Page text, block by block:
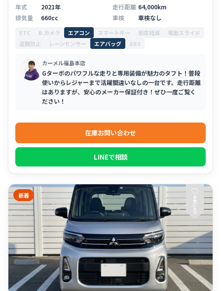
年式
2021年 走行距離 64,000km
排気量
660cc 車検 車検なし
ETC B.カメラ エアコン スマートキー 衝突軽減
電動スライド
盗難防止
レーンセンサー エアバッグ ABS
カーメル福島本店
Gターボのパワフルな走りと専用装備が魅力のタフト！普段
使いからレジャーまで活躍間違いなしの一台です。走行距離
はありますが、安心のメーカー保証付き！ぜひ一度ご覧く
ださい！
在庫お問い合わせ
LINEで相談
新着 ♡
お
気
に
入
り